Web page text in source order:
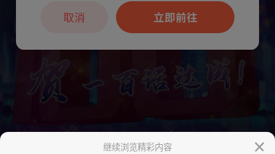
继续浏览精彩内容
户7天免费看立即前往
取消